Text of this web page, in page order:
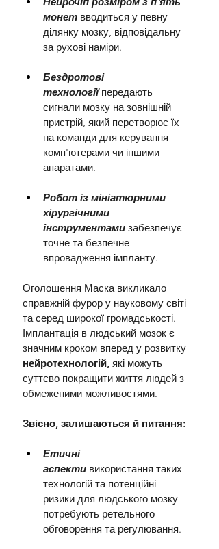
монет вводиться у певну
ділянку мозку, відповідальну
за рухові наміри.
Бездротові
технології передають
сигнали мозку на зовнішній
пристрій, який перетворює їх
на команди для керування
комп'ютерами чи іншими
апаратами.
Робот із мініатюрними
хірургічними
інструментами забезпечує
точне та безпечне
впровадження імпланту.
Оголошення Маска викликало
справжній фурор у науковому світі
та серед широкої громадськості.
Імплантація в людський мозок є
значним кроком вперед у розвитку
нейротехнологій, які можуть
суттєво покращити життя людей з
обмеженими можливостями.
Звісно, залишаються й питання:
Етичні
аспекти використання таких
технологій та потенційні
ризики для людського мозку
потребують ретельного
обговорення та регулювання.